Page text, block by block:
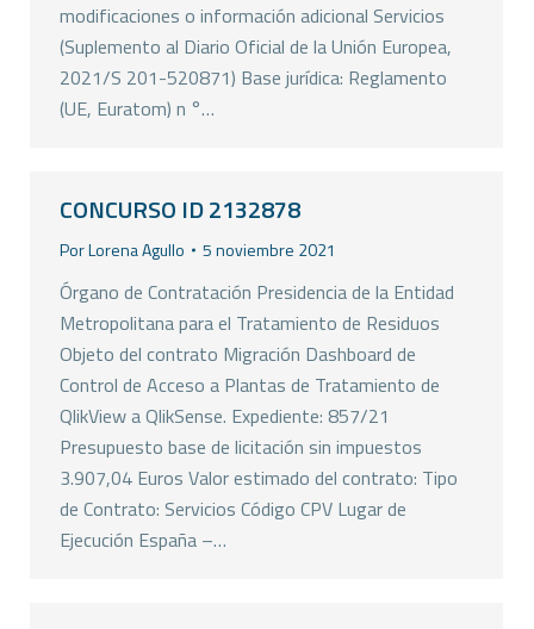
modificaciones o información adicional Servicios
(Suplemento al Diario Oficial de la Unión Europea,
2021/S 201-520871) Base jurídica: Reglamento
(UE, Euratom) n °…
CONCURSO ID 2132878
PorLorena Agullo 5 noviembre 2021
Órgano de Contratación Presidencia de la Entidad
Metropolitana para el Tratamiento de Residuos
Objeto del contrato Migración Dashboard de
Control de Acceso a Plantas de Tratamiento de
QlikView a QlikSense. Expediente: 857/21
Presupuesto base de licitación sin impuestos
3.907,04 Euros Valor estimado del contrato: Tipo
de Contrato: Servicios Código CPV Lugar de
Ejecución España –…